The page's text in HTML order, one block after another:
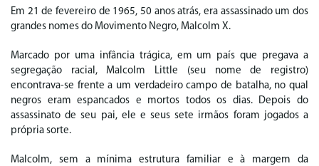
Em 21 de fevereiro de 1965, 50 anos atrás, era assassinado um dos
grandes nomes do Movimento Negro, Malcolm X.
Marcado por uma infância trágica, em um país que pregava a
segregação racial, Malcolm Little (seu nome de registro)
encontrava-se frente a um verdadeiro campo de batalha, no qual
negros eram espancados e mortos todos os dias. Depois do
assassinato de seu pai, ele e seus sete irmãos foram jogados a
própria sorte.
Malcolm, sem a mínima estrutura familiar e à margem da